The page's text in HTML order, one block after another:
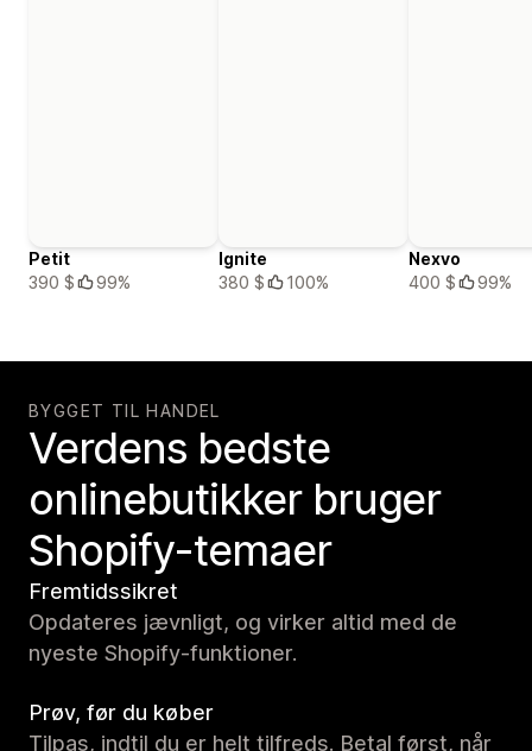
Petit
390 $
99%
Ignite
380 $
100%
Nexvo
400 $
99%
BYGGET TIL HANDEL
Verdens bedste
onlinebutikker bruger
Shopify-temaer
Fremtidssikret
Opdateres jævnligt, og virker altid med de
nyeste Shopify-funktioner.
Prøv, før du køber
Tilpas, indtil du er helt tilfreds. Betal først, når